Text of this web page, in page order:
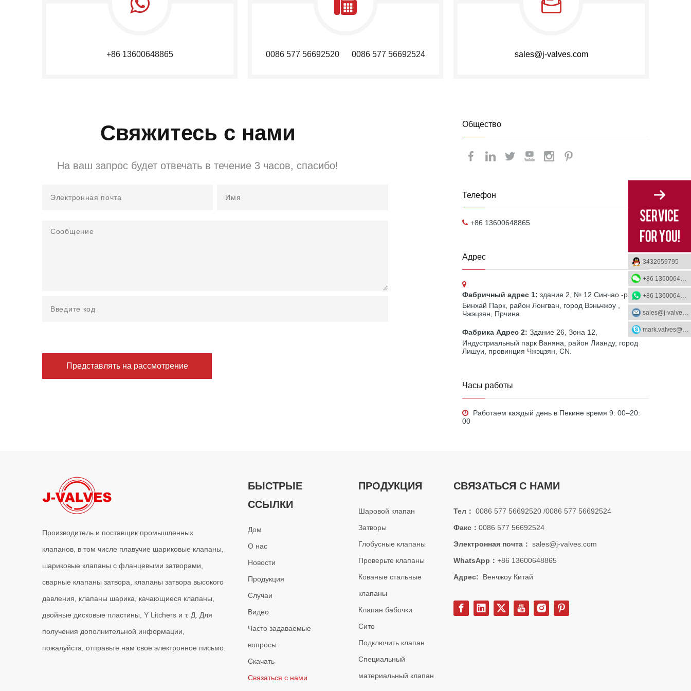
3432659795
+86 13600648865 0086 577 56692520 0086 577 56692524 sales@j-valves.com
Свяжитесь с нами
На ваш запрос будет отвечать в течение 3 часов, спасибо!
Представлять на рассмотрение
Общество
Телефон
+86 13600648865
Адрес
Фабричный адрес 1: здание 2, № 12 Синчао -роуд,
Бинхай Парк, район Лонгван, город Вэньчжоу
Чжэцзян, Прчина
Фабрика Адрес 2: Здание 26, Зона 12,
Индустриальный парк Ваняна, район Лианду, город
Лишуи, провинция Чжэцзян, CN.
Часы работы
Работаем каждый день в Пекине время 9: 00–20:
00
Производитель и поставщик промышленных
клапанов, в том числе плавучие шариковые клапаны,
шариковые клапаны с фланцевыми затворами,
сварные клапаны затвора, клапаны затвора высокого
давления, клапаны шарика, качающиеся клапаны,
двойные дисковые пластины, Y Litchers и т. Д. Для
получения дополнительной информации,
пожалуйста, отправьте нам свое электронное письмо.
БЫСТРЫЕ
ССЫЛКИ
Дом
О нас
Новости
Продукция
Случаи
Видео
Часто задаваемые
вопросы
Скачать
Связаться с нами
ПРОДУКЦИЯ
Шаровой клапан
Затворы
Глобусные клапаны
Проверьте клапаны
Кованые стальные
клапаны
Клапан бабочки
Сито
Подключить клапан
Специальный
материальный клапан
СВЯЗАТЬСЯ С НАМИ
Тел： 0086 577 56692520 /0086 577 56692524
Факс： 0086 577 56692524
Электронная почта： sales@j-valves.com
WhatsApp： +86 13600648865
Адрес: Венчжоу Китай